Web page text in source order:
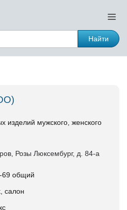
Найти
изделий мужского, женского
Розы Люксембург, д. 84-а
69 общий
салон